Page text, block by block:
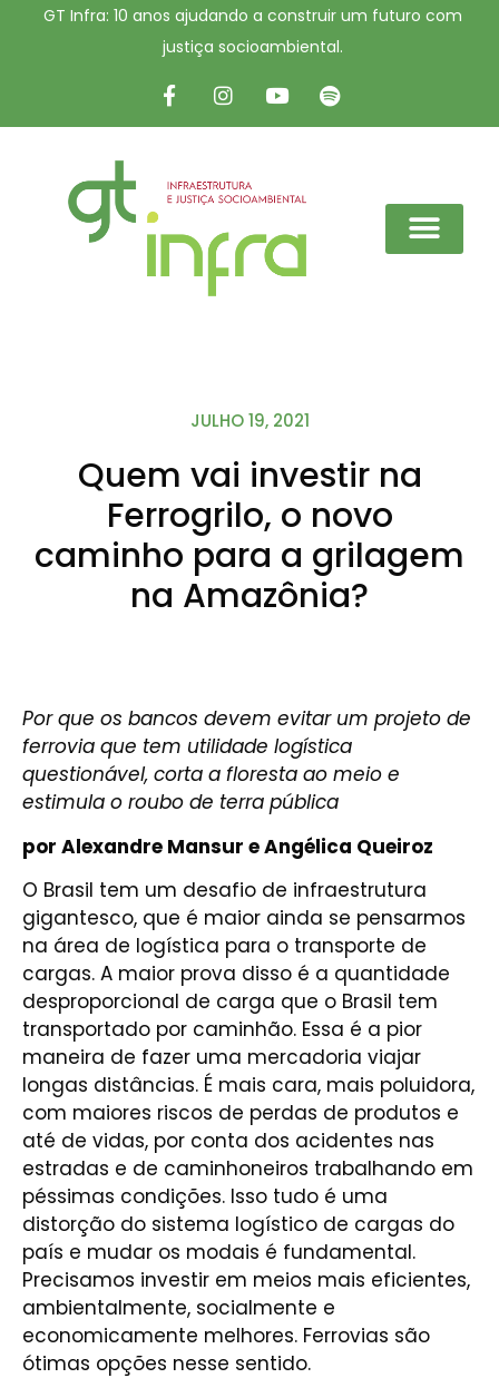
GT Infra: 10 anos ajudando a construir um futuro com
justiça socioambiental.
JULHO 19, 2021
Quem vai investir na
Ferrogrilo, o novo
caminho para a grilagem
na Amazônia?
Por que os bancos devem evitar um projeto de
ferrovia que tem utilidade logística
questionável, corta a floresta ao meio e
estimula o roubo de terra pública
por Alexandre Mansur e Angélica Queiroz
O Brasil tem um desafio de infraestrutura
gigantesco, que é maior ainda se pensarmos
na área de logística para o transporte de
cargas. A maior prova disso é a quantidade
desproporcional de carga que o Brasil tem
transportado por caminhão. Essa é a pior
maneira de fazer uma mercadoria viajar
longas distâncias. É mais cara, mais poluidora,
com maiores riscos de perdas de produtos e
até de vidas, por conta dos acidentes nas
estradas e de caminhoneiros trabalhando em
péssimas condições. Isso tudo é uma
distorção do sistema logístico de cargas do
país e mudar os modais é fundamental.
Precisamos investir em meios mais eficientes,
ambientalmente, socialmente e
economicamente melhores. Ferrovias são
ótimas opções nesse sentido.